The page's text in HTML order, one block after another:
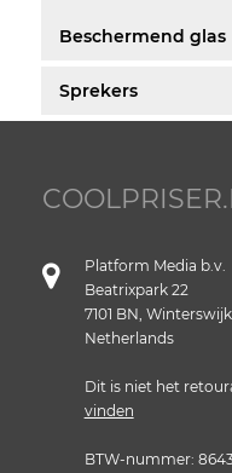
Beschermend glas
Sprekers
Platform Media b.v.
Beatrixpark 22
7101 BN, Winterswijk
Netherlands
Dit is niet het
vinden
BTW-nummer: